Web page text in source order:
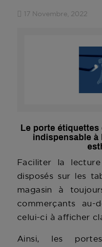
17 Novembre, 2022
Le porte
indispensable
Faciliter la
disposés sur les
magasin à
commerçants
celui-ci à afficher
Ainsi, les